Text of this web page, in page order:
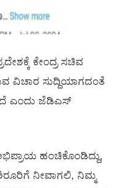
ಕೇಂದ್ರ ಸಚಿವ
ವಿಚಾರ ಸುದ್ದಿಯಾಗದಂತೆ
ಎಂದು ಜೆಡಿಎಸ್‌
ಹಂಚಿಕೊಂಡಿದ್ದು,
ನೀವಾಗಲಿ, ನಿಮ್ಮ